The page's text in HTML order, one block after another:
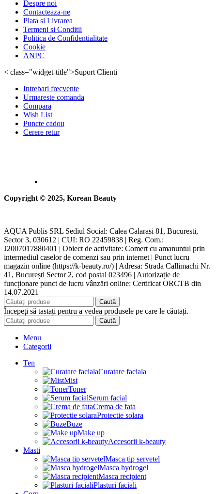
Despre noi
Contacteaza-ne
Plata si Livrarea
Termeni si Conditii
Politica de Confidentialitate
Cookie
ANPC
< class="widget-title">Suport Clienti
Intrebari frecvente
Urmareste comanda
Compara
Wish List
Puncte cadou
Cerere retur
Copyright © 2025, Korean Beauty
AQUA Publis SRL Sediul Social: Calea Calarasi 81, Bucuresti,
Sector 3, 030612 | CUI: RO 22459838 | Reg. Com.:
J2007017880401 | Obiect de activitate: Comert cu amanuntul prin
intermediul caselor de comenzi sau prin internet | Punct lucru
magazin online (https://k-beauty.ro/) | Adresa: Strada Callimachi Nr.
41, București Sector 2, cod postal 023496 | Autorizație de
funcționare punct de lucru vânzări online: Certificat ORCTB din
14.07.2021
Caută
Începeți să tastați pentru a vedea produsele pe care le căutați.
Caută
Menu
Categorii
Ten
Curatare faciala
Mist
Toner
Serum facial
Crema de fata
Protectie solara
Buze
Make up
Accesorii k-beauty
Masti
Masca tip servetel
Masca hydrogel
Masca recipient
Plasturi faciali